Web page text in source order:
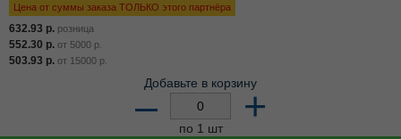
Цена от суммы заказа ТОЛЬКО этого партнёра
632.93 р. розница
552.30 р. от 5000 р.
503.93 р. от 15000 р.
Добавьте в корзину
– +
по 1 шт